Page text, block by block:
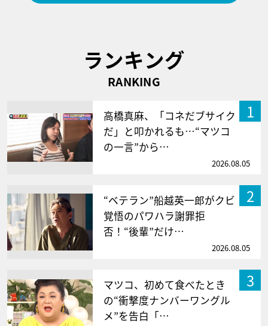
ランキング
RANKING
1
高橋真麻、「コネだブサイク
だ」と叩かれるも…“マツコ
の一言”から…
2026.08.05
2
“ベテラン”船越英一郎がクビ
覚悟のパワハラ謝罪拒
否！“後輩”だけ…
2026.08.05
3
マツコ、初めて食べたとき
の“衝撃度ナンバーワングル
メ”を告白「…